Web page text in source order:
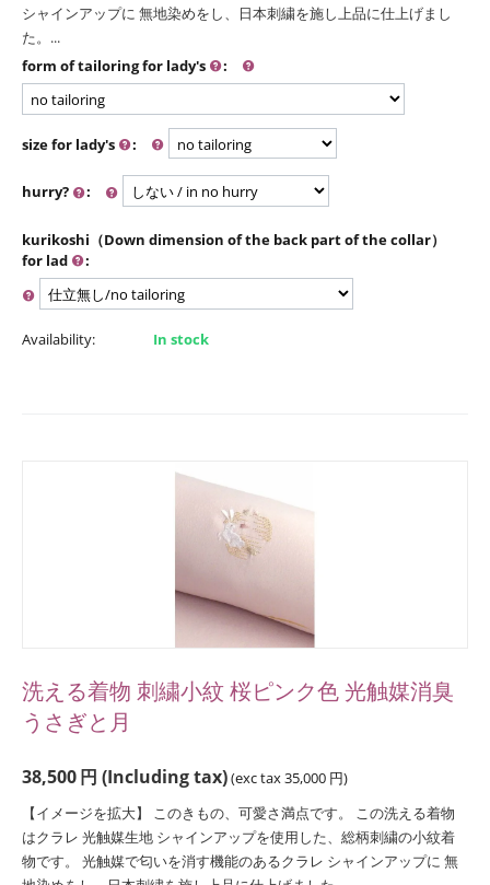
シャインアップに 無地染めをし、日本刺繍を施し上品に仕上げまし
た。...
form of tailoring for lady's
:
size for lady's :
hurry? :
kurikoshi（Down dimension of the back part of the collar）
for lad
:
Availability: In stock
洗える着物 刺繍小紋 桜ピンク色 光触媒消臭
うさぎと月
38,500円 (Including tax)(exc tax35,000 円)
【イメージを拡大】 このきもの、可愛さ満点です。 この洗える着物
はクラレ 光触媒生地 シャインアップを使用した、総柄刺繍の小紋着
物です。 光触媒で匂いを消す機能のあるクラレ シャインアップに 無